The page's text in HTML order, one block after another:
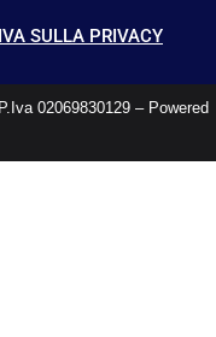
SULLA PRIVACY
02069830129 – Powered